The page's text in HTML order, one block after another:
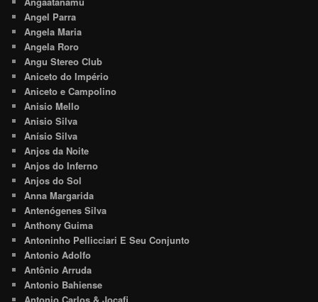
Angel Parra
Angela Maria
Angela Roro
Angu Stereo Club
Aniceto do Império
Aniceto e Campolino
Anisio Mello
Anisio Silva
Anísio Silva
Anjos da Noite
Anjos do Inferno
Anjos do Sol
Anna Margarida
Antenógenes Silva
Anthony Guima
Antoninho Pellicciari E Seu Conjunto
Antonio Adolfo
Antônio Arruda
Antonio Bahiense